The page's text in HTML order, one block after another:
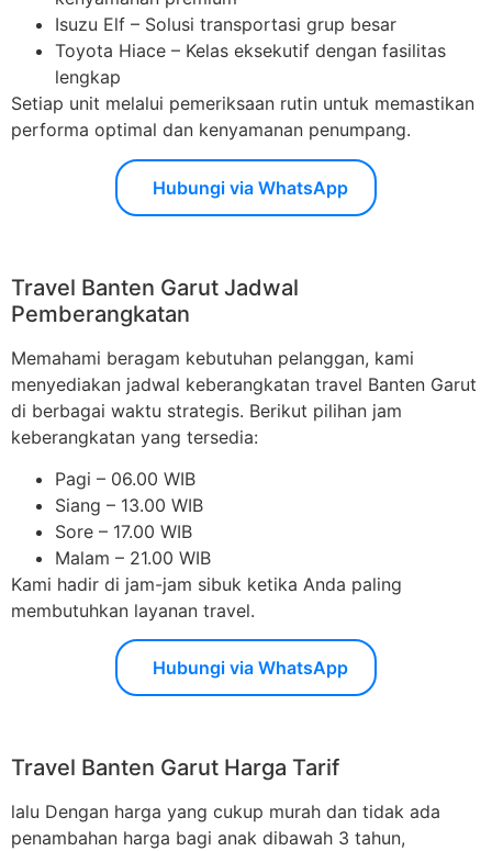
Isuzu Elf – Solusi transportasi grup besar
Toyota Hiace – Kelas eksekutif dengan fasilitas
lengkap
Setiap unit melalui pemeriksaan rutin untuk memastikan
performa optimal dan kenyamanan penumpang.
Hubungi via WhatsApp
Travel Banten Garut Jadwal
Pemberangkatan
Memahami beragam kebutuhan pelanggan, kami
menyediakan jadwal keberangkatan travel Banten Garut
di berbagai waktu strategis. Berikut pilihan jam
keberangkatan yang tersedia:
Pagi – 06.00 WIB
Siang – 13.00 WIB
Sore – 17.00 WIB
Malam – 21.00 WIB
Kami hadir di jam-jam sibuk ketika Anda paling
membutuhkan layanan travel.
Hubungi via WhatsApp
Travel Banten Garut Harga Tarif
lalu Dengan harga yang cukup murah dan tidak ada
penambahan harga bagi anak dibawah 3 tahun,